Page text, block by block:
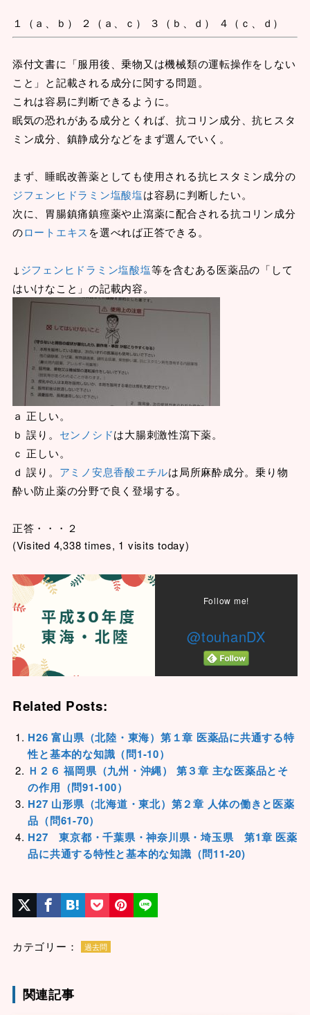
１（ａ、ｂ） ２（ａ、ｃ） ３（ｂ、ｄ） ４（ｃ、ｄ）
添付文書に「服用後、乗物又は機械類の運転操作をしない
こと」と記載される成分に関する問題。
これは容易に判断できるように。
眠気の恐れがある成分とくれば、抗コリン成分、抗ヒスタ
ミン成分、鎮静成分などをまず選んでいく。
まず、睡眠改善薬としても使用される抗ヒスタミン成分の
ジフェンヒドラミン塩酸塩は容易に判断したい。
次に、胃腸鎮痛鎮痙薬や止瀉薬に配合される抗コリン成分
のロートエキス を選べれば正答できる。
↓ジフェンヒドラミン塩酸塩等を含むある医薬品の「して
はいけなこと」の記載内容。
ａ 正しい。
ｂ 誤り。 センノシドは大腸刺激性瀉下薬。
ｃ 正しい。
ｄ 誤り。 アミノ安息香酸エチルは局所麻酔成分。乗り物
酔い防止薬の分野で良く登場する。
正答・・・２
(Visited 4,338 times, 1 visits today)
Follow me!
@touhanDX
Related Posts:
H26 富山県（北陸・東海）第１章 医薬品に共通する特
性と基本的な知識（問1-10）
Ｈ２６ 福岡県（九州・沖縄） 第３章 主な医薬品とそ
の作用（問91-100）
H27 山形県（北海道・東北）第２章 人体の働きと医薬
品（問61-70）
H27 東京都・千葉県・神奈川県・埼玉県 第1章 医薬
品に共通する特性と基本的な知識（問11-20)
カテゴリー： 過去問
関連記事